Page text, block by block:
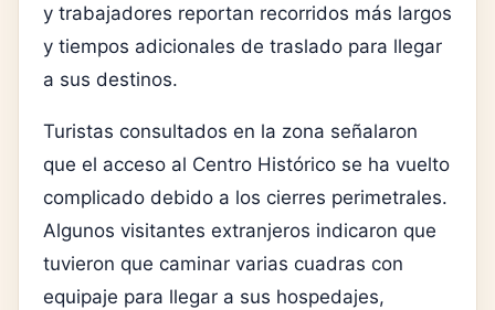
y trabajadores reportan recorridos más largos
y tiempos adicionales de traslado para llegar
a sus destinos.
Turistas consultados en la zona señalaron
que el acceso al Centro Histórico se ha vuelto
complicado debido a los cierres perimetrales.
Algunos visitantes extranjeros indicaron que
tuvieron que caminar varias cuadras con
equipaje para llegar a sus hospedajes,